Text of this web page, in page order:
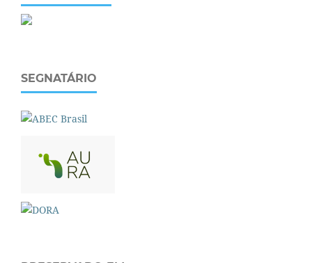
SEGNATÁRIO